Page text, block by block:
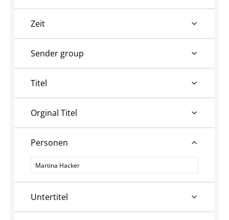
Zeit
Sender group
Titel
Orginal Titel
Personen
Personen
Untertitel